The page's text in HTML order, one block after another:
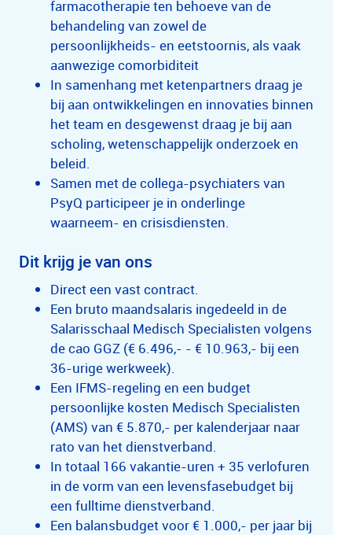
farmacotherapie ten behoeve van de
behandeling van zowel de
persoonlijkheids- en eetstoornis, als vaak
aanwezige comorbiditeit
In samenhang met ketenpartners draag je
bij aan ontwikkelingen en innovaties binnen
het team en desgewenst draag je bij aan
scholing, wetenschappelijk onderzoek en
beleid.
Samen met de collega-psychiaters van
PsyQ participeer je in onderlinge
waarneem- en crisisdiensten.
Dit krijg je van ons
Direct een vast contract.
Een bruto maandsalaris ingedeeld in de
Salarisschaal Medisch Specialisten volgens
de cao GGZ (€ 6.496,- - € 10.963,- bij een
36-urige werkweek).
Een IFMS-regeling en een budget
persoonlijke kosten Medisch Specialisten
(AMS) van € 5.870,- per kalenderjaar naar
rato van het dienstverband.
In totaal 166 vakantie-uren + 35 verlofuren
in de vorm van een levensfasebudget bij
een fulltime dienstverband.
Een balansbudget voor € 1.000,- per jaar bij